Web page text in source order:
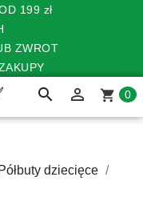
199 zł
ZWROT
search  shopping_cart 0
Półbuty dziecięce